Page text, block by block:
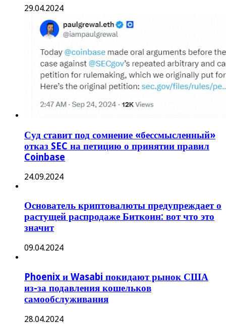
29.04.2024
Суд ставит под сомнение «бессмысленный»
отказ SEC на петицию о принятии правил
Coinbase
24.09.2024
Основатель криптовалюты предупреждает о
растущей распродаже Биткоин: вот что это
значит
09.04.2024
Phoenix и Wasabi покидают рынок США
из-за подавления кошельков
самообслуживания
28.04.2024